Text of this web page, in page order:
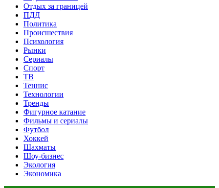
Отдых за границей
ПДД
Политика
Происшествия
Психология
Рынки
Сериалы
Спорт
ТВ
Теннис
Технологии
Тренды
Фигурное катание
Фильмы и сериалы
Футбол
Хоккей
Шахматы
Шоу-бизнес
Экология
Экономика